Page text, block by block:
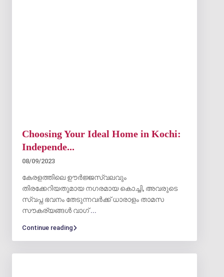
Choosing Your Ideal Home in Kochi:
Independe...
08/09/2023
കേരളത്തിലെ ഊർജ്ജസ്വലവും
തിരക്കേറിയതുമായ നഗരമായ കൊച്ചി, അവരുടെ
സ്വപ്ന ഭവനം തേടുന്നവർക്ക് ധാരാളം താമസ
സൗകര്യങ്ങൾ വാഗ്...
Continue reading